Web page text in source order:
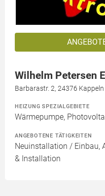
Wilhelm Petersen
Barbarastr. 2, 24376 Kappeln
HEIZUNG SPEZIALGEBIETE
Wärmepumpe,
ANGEBOTENE TÄTIGKEITEN
Neuinstallation / Einbau,
& Installation